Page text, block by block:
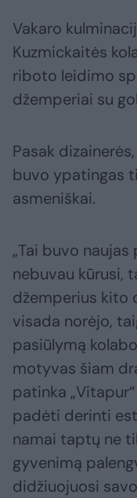
Vakaro
Kuzmickaitės
riboto leidimo
džemperiai su
Pasak
buvo ypatingas
asmeniškai.
„Tai buvo
nebuvau kūrusi,
džemperius kito
visada norėjo,
pasiūlymą
motyvas šiam
patinka
padėti derinti
namai taptų ne
gyvenimą
didžiuojuosi